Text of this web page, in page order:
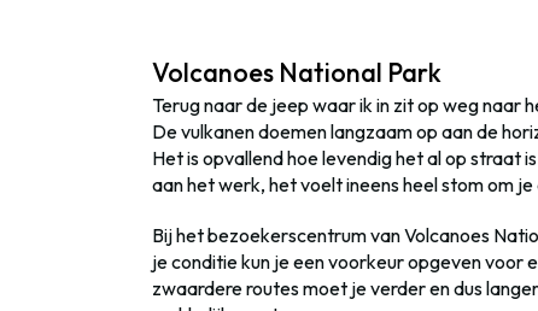
Volcanoes National Park
Terug naar de jeep waar ik in zit op weg naar
De vulkanen doemen langzaam op aan de
Het is opvallend hoe levendig het al op straat
aan het werk, het voelt ineens heel stom om
Bij het bezoekerscentrum van Volcanoes
je conditie kun je een voorkeur opgeven
zwaardere routes moet je verder en dus